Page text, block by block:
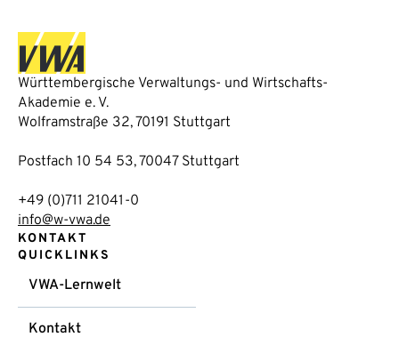
Württembergische Verwaltungs- und Wirtschafts-
Akademie e. V.
Wolframstraße 32, 70191 Stuttgart
Postfach 10 54 53, 70047 Stuttgart
+49 (0)711 21041-0
info@w-vwa.de
KONTAKT
QUICKLINKS
VWA-Lernwelt
Kontakt